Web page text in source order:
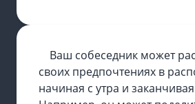
Ваш собеседник может
своих предпочтениях в
начиная с утра и